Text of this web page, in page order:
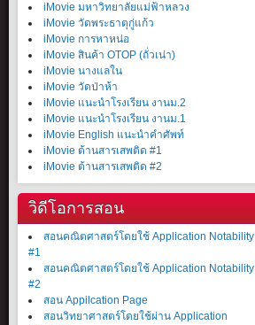
iMovie มหาวิทยาลัยแม่ฟ้าหลวง
iMovie วัดพระธาตุกู่แก้ว
iMovie การหาหน่อ
iMovie สินค้า OTOP (ถั่วเน่า)
iMovie นางแลใน
iMovie วัดป่าห้า
iMovie แนะนำโรงเรียน งานม.2
iMovie แนะนำโรงเรียน งานม.1
iMovie English แนะนำคำศัพท์
iMovie ต้านสารเสพติด #1
iMovie ต้านสารเสพติด #2
วิดีโอการสอน
สอนคณิตศาสตร์โดยใช้ Application Notability
#1
สอนคณิตศาสตร์โดยใช้ Application Notability
#2
สอน Appilcation Page
สอนวิทยาศาสตร์โดยใช้ผ่าน Application